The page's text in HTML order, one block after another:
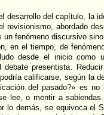
desarrollo del capítulo, la
revisionismo, abordado
un fenómeno discursivo
en el tiempo, de
desde el inicio como
presentista.
calificarse, según la
del pasado?» es
lee, o mentir a
lo demás, se equivoca el